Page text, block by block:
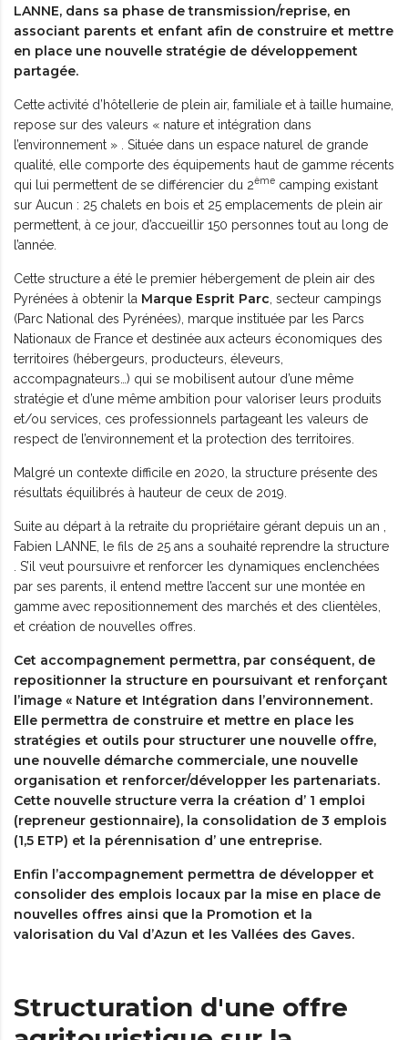
LANNE, dans sa phase de transmission/reprise, en
associant parents et enfant afin de construire et mettre
en place une nouvelle stratégie de développement
partagée.
Cette activité d’hôtellerie de plein air, familiale et à taille humaine,
repose sur des valeurs « nature et intégration dans
l’environnement » . Située dans un espace naturel de grande
qualité, elle comporte des équipements haut de gamme récents
qui lui permettent de se différencier du 2ème camping existant
sur Aucun : 25 chalets en bois et 25 emplacements de plein air
permettent, à ce jour, d’accueillir 150 personnes tout au long de
l’année.
Cette structure a été le premier hébergement de plein air des
Pyrénées à obtenir la Marque Esprit Parc , secteur campings
(Parc National des Pyrénées), marque instituée par les Parcs
Nationaux de France et destinée aux acteurs économiques des
territoires (hébergeurs, producteurs, éleveurs,
accompagnateurs…) qui se mobilisent autour d’une même
stratégie et d’une même ambition pour valoriser leurs produits
et/ou services, ces professionnels partageant les valeurs de
respect de l’environnement et la protection des territoires.
Malgré un contexte difficile en 2020, la structure présente des
résultats équilibrés à hauteur de ceux de 2019.
Suite au départ à la retraite du propriétaire gérant depuis un an ,
Fabien LANNE, le fils de 25 ans a souhaité reprendre la structure
. S’il veut poursuivre et renforcer les dynamiques enclenchées
par ses parents, il entend mettre l’accent sur une montée en
gamme avec repositionnement des marchés et des clientèles,
et création de nouvelles offres.
Cet accompagnement permettra, par conséquent, de
repositionner la structure en poursuivant et renforçant
l’image « Nature et Intégration dans l’environnement.
Elle permettra de construire et mettre en place les
stratégies et outils pour structurer une nouvelle offre,
une nouvelle démarche commerciale, une nouvelle
organisation et renforcer/développer les partenariats.
Cette nouvelle structure verra la création d’ 1 emploi
(repreneur gestionnaire), la consolidation de 3 emplois
(1,5 ETP) et la pérennisation d’ une entreprise.
Enfin l’accompagnement permettra de développer et
consolider des emplois locaux par la mise en place de
nouvelles offres ainsi que la Promotion et la
valorisation du Val d’Azun et les Vallées des Gaves.
Structuration d'une offre